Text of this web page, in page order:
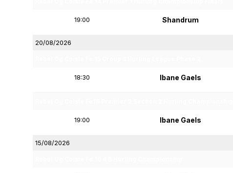
19:00 Shandrum
20/08/2026
18:30 Ibane Gaels
19:00 Ibane Gaels
15/08/2026